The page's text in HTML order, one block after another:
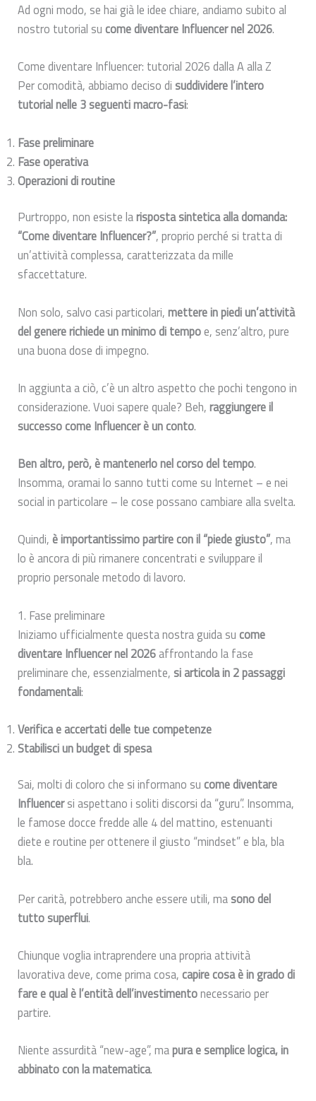
Ad ogni modo, se hai già le idee chiare, andiamo subito al
nostro tutorial sucome diventare Influencer nel 2026.
Come diventare Influencer: tutorial 2026 dalla A alla Z
Per comodità, abbiamo deciso di suddividere l’intero
tutorial nelle 3 seguenti macro-fasi:
Fase preliminare
Fase operativa
Operazioni di routine
Purtroppo, non esiste larisposta sintetica alla domanda:
“Come diventare Influencer?”, proprio perché si tratta di
un’attività complessa, caratterizzata da mille
sfaccettature.
Non solo, salvo casi particolari, mettere in piedi un’attività
del genere richiede un minimo di tempoe, senz’altro, pure
una buona dose di impegno.
In aggiunta a ciò, c’è un altro aspetto che pochi tengono in
considerazione. Vuoi sapere quale? Beh, raggiungere il
successo come Influencer è un conto.
Ben altro, però, è mantenerlo nel corso del tempo.
Insomma, oramai lo sanno tutti come su Internet – e nei
social in particolare – le cose possano cambiare alla svelta.
Quindi,è importantissimo partire con il “piede giusto”, ma
lo è ancora di più rimanere concentrati e sviluppare il
proprio personale metodo di lavoro.
1. Fase preliminare
Iniziamo ufficialmente questa nostra guida sucome
diventare Influencer nel 2026 affrontando la fase
preliminare che, essenzialmente, si articola in 2 passaggi
fondamentali:
Verifica e accertati delle tue competenze
Stabilisci un budget di spesa
Sai, molti di coloro che si informano sucome diventare
Influencersi aspettano i soliti discorsi da “guru”. Insomma,
le famose docce fredde alle 4 del mattino, estenuanti
diete e routine per ottenere il giusto “mindset” e bla, bla
bla.
Per carità, potrebbero anche essere utili, ma sono del
tutto superflui.
Chiunque voglia intraprendere una propria attività
lavorativa deve, come prima cosa,capire cosa è in grado di
fare e qual è l’entità dell’investimentonecessario per
partire.
Niente assurdità “new-age”, mapura e semplice logica, in
abbinato con la matematica.